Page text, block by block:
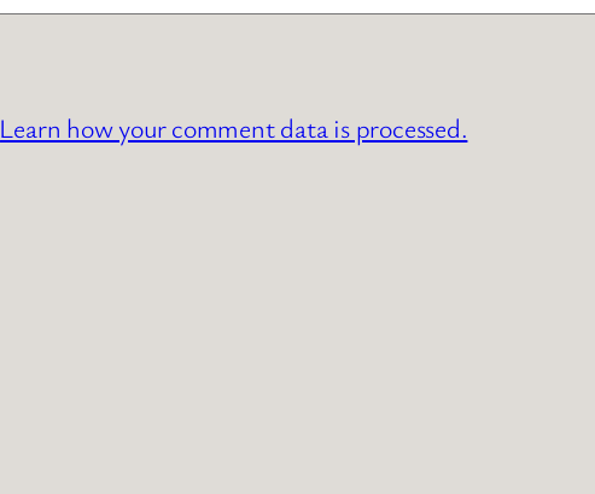
Learn how your comment data is processed.